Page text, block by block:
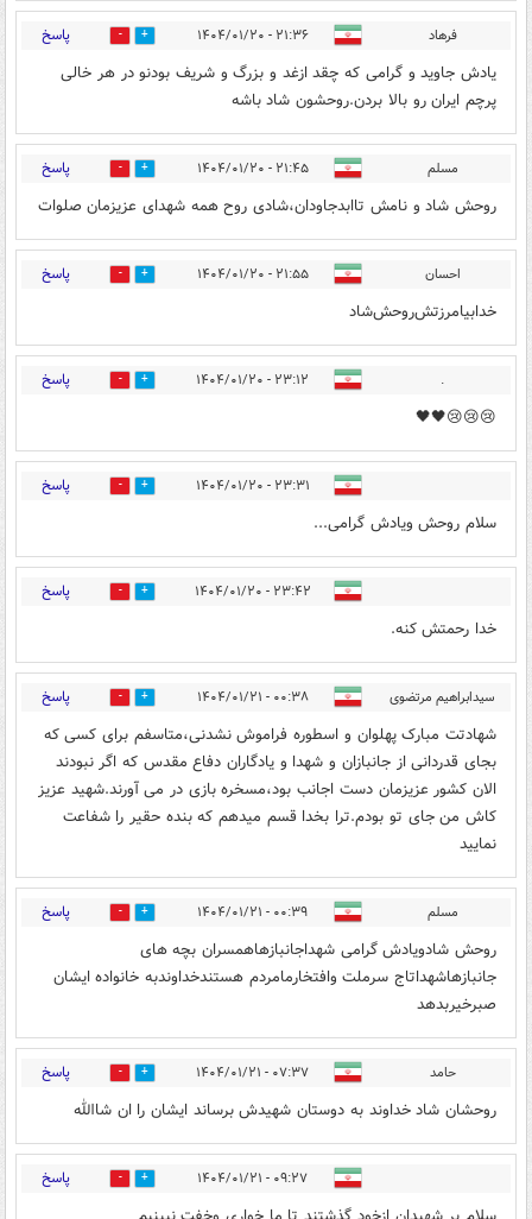
فرهاد ۲۱:۳۶ - ۱۴۰۴/۰۱/۲۰ 0 پاسخ
یادش جاوید و گرامی که چقد ازغد و بزرگ و شریف بودنو در هر خالی
پرچم ایران رو بالا بردن.روحشون شاد باشه
مسلم ۲۱:۴۵ - ۱۴۰۴/۰۱/۲۰ 0 پاسخ
روحش شاد و نامش تاابدجاودان،شادی روح همه شهدای عزیزمان صلوات
احسان ۲۱:۵۵ - ۱۴۰۴/۰۱/۲۰ 0 پاسخ
خدابیامرزتش‌روحش‌شاد
. ۲۳:۱۲ - ۱۴۰۴/۰۱/۲۰ 0 پاسخ
😢😢😢🖤🖤
۲۳:۳۱ - ۱۴۰۴/۰۱/۲۰ 0 پاسخ
سلام روحش ویادش گرامی...
۲۳:۴۲ - ۱۴۰۴/۰۱/۲۰ 0 پاسخ
خدا رحمتش کنه.
سیدابراهیم مرتضوی ۰۰:۳۸ - ۱۴۰۴/۰۱/۲۱ 0 پاسخ
شهادتت مبارک پهلوان و اسطوره فراموش نشدنی،متاسفم برای کسی که
بجای قدردانی از جانبازان و شهدا و یادگاران دفاع مقدس که اگر نبودند
الان کشور عزیزمان دست اجانب بود،مسخره بازی در می آورند.شهید عزیز
کاش من جای تو بودم.ترا بخدا قسم میدهم که بنده حقیر را شفاعت
نمایید
مسلم ۰۰:۳۹ - ۱۴۰۴/۰۱/۲۱ 0 پاسخ
روحش شادویادش گرامی شهداجانبازهاهمسران بچه های
جانبازهاشهداتاج سرملت وافتخارمامردم هستندخداوندبه خانواده ایشان
صبرخیربدهد
حامد ۰۷:۳۷ - ۱۴۰۴/۰۱/۲۱ 0 پاسخ
روحشان شاد خداوند به دوستان شهیدش برساند ایشان را ان شاالله
۰۹:۲۷ - ۱۴۰۴/۰۱/۲۱ 0 پاسخ